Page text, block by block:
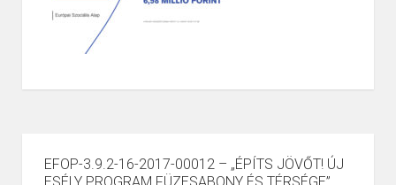
EFOP-3.9.2-16-2017-00012 – „ÉPÍTS JÖVŐT! ÚJ